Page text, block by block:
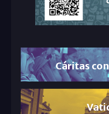
Cáritas